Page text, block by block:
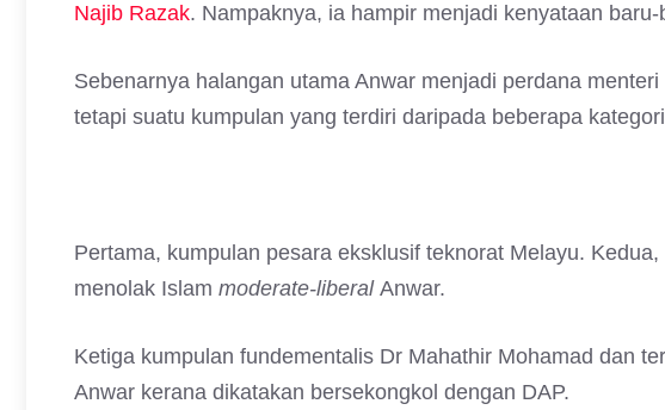
Najib Razak. Nampaknya, ia hampir menjadi kenyataan
Sebenarnya halangan utama Anwar menjadi perdana
tetapi suatu kumpulan yang terdiri daripada beberapa
Pertama, kumpulan pesara eksklusif teknorat Melayu.
menolak Islam moderate-liberal Anwar.
Ketiga kumpulan fundementalis Dr Mahathir Mohamad dan
Anwar kerana dikatakan bersekongkol dengan DAP.